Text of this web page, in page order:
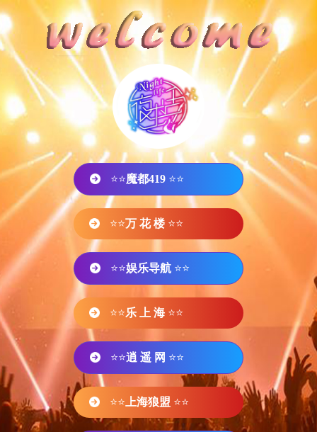
⭐⭐魔都419 ⭐⭐
⭐⭐万 花 楼 ⭐⭐
⭐⭐娱乐导航 ⭐⭐
⭐⭐乐 上 海 ⭐⭐
⭐⭐逍 遥 网 ⭐⭐
⭐⭐ 上海狼盟 ⭐⭐